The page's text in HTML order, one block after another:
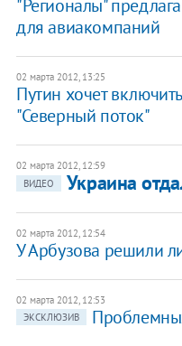
"Регионалы"
для авиакомпаний
02 марта 2012, 13:25
Путин хочет
"Северный поток"
02 марта 2012, 12:59
ВИДЕО
Украина
02 марта 2012, 12:54
У Арбузова решили
02 марта 2012, 12:53
ЭКСКЛЮЗИВ